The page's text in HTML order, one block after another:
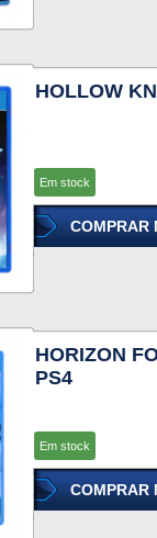
HOLLOW
Em stock
COMPRAR
HORIZON
PS4
Em stock
COMPRAR